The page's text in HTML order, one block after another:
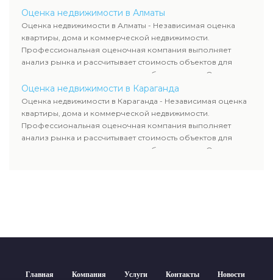
недвижимости включает современные методы и
гарантирует объективные результаты. Отчеты
используются для банков, судов и страховых компаний по
всему Казахстану.
Оценка недвижимости в Алматы
Оценка недвижимости в Алматы - Независимая оценка
квартиры, дома и коммерческой недвижимости.
Профессиональная оценочная компания выполняет
анализ рынка и рассчитывает стоимость объектов для
продажи, ипотеки, аренды и судебных споров. Оценка
недвижимости включает современные методы и
гарантирует объективные результаты. Отчеты
используются для банков, судов и страховых компаний по
всему Казахстану.
Оценка недвижимости в Караганда
Оценка недвижимости в Караганда - Независимая оценка
квартиры, дома и коммерческой недвижимости.
Профессиональная оценочная компания выполняет
анализ рынка и рассчитывает стоимость объектов для
продажи, ипотеки, аренды и судебных споров. Оценка
Главная Компания Услуги Контакты
Новости